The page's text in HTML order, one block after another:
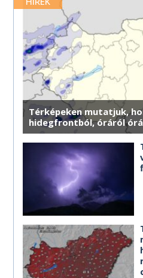
MÉG TÖBB HOROSZKÓP
MÉG TÖBB HOROSZKÓP
MÉG TÖBB HOROSZKÓP
MÉG TÖBB HOROSZKÓP
MÉG TÖBB HOROSZKÓP
MÉG TÖBB HOROSZKÓP
Térképeken mutatjuk,
hidegfrontból, óráról